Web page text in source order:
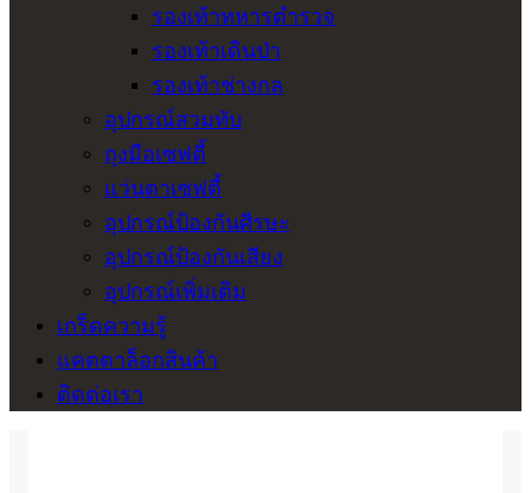
รองเท้าทหารตำรวจ
รองเท้าเดินป่า
รองเท้าช่างกล
อุปกรณ์สวมทับ
ถุงมือเซฟตี้
แว่นตาเซฟตี้
อุปกรณ์ป้องกันศีรษะ
อุปกรณ์ป้องกันเสียง
อุปกรณ์เพิ่มเติม
เกร็ดความรู้
แคตตาล็อกสินค้า
ติดต่อเรา